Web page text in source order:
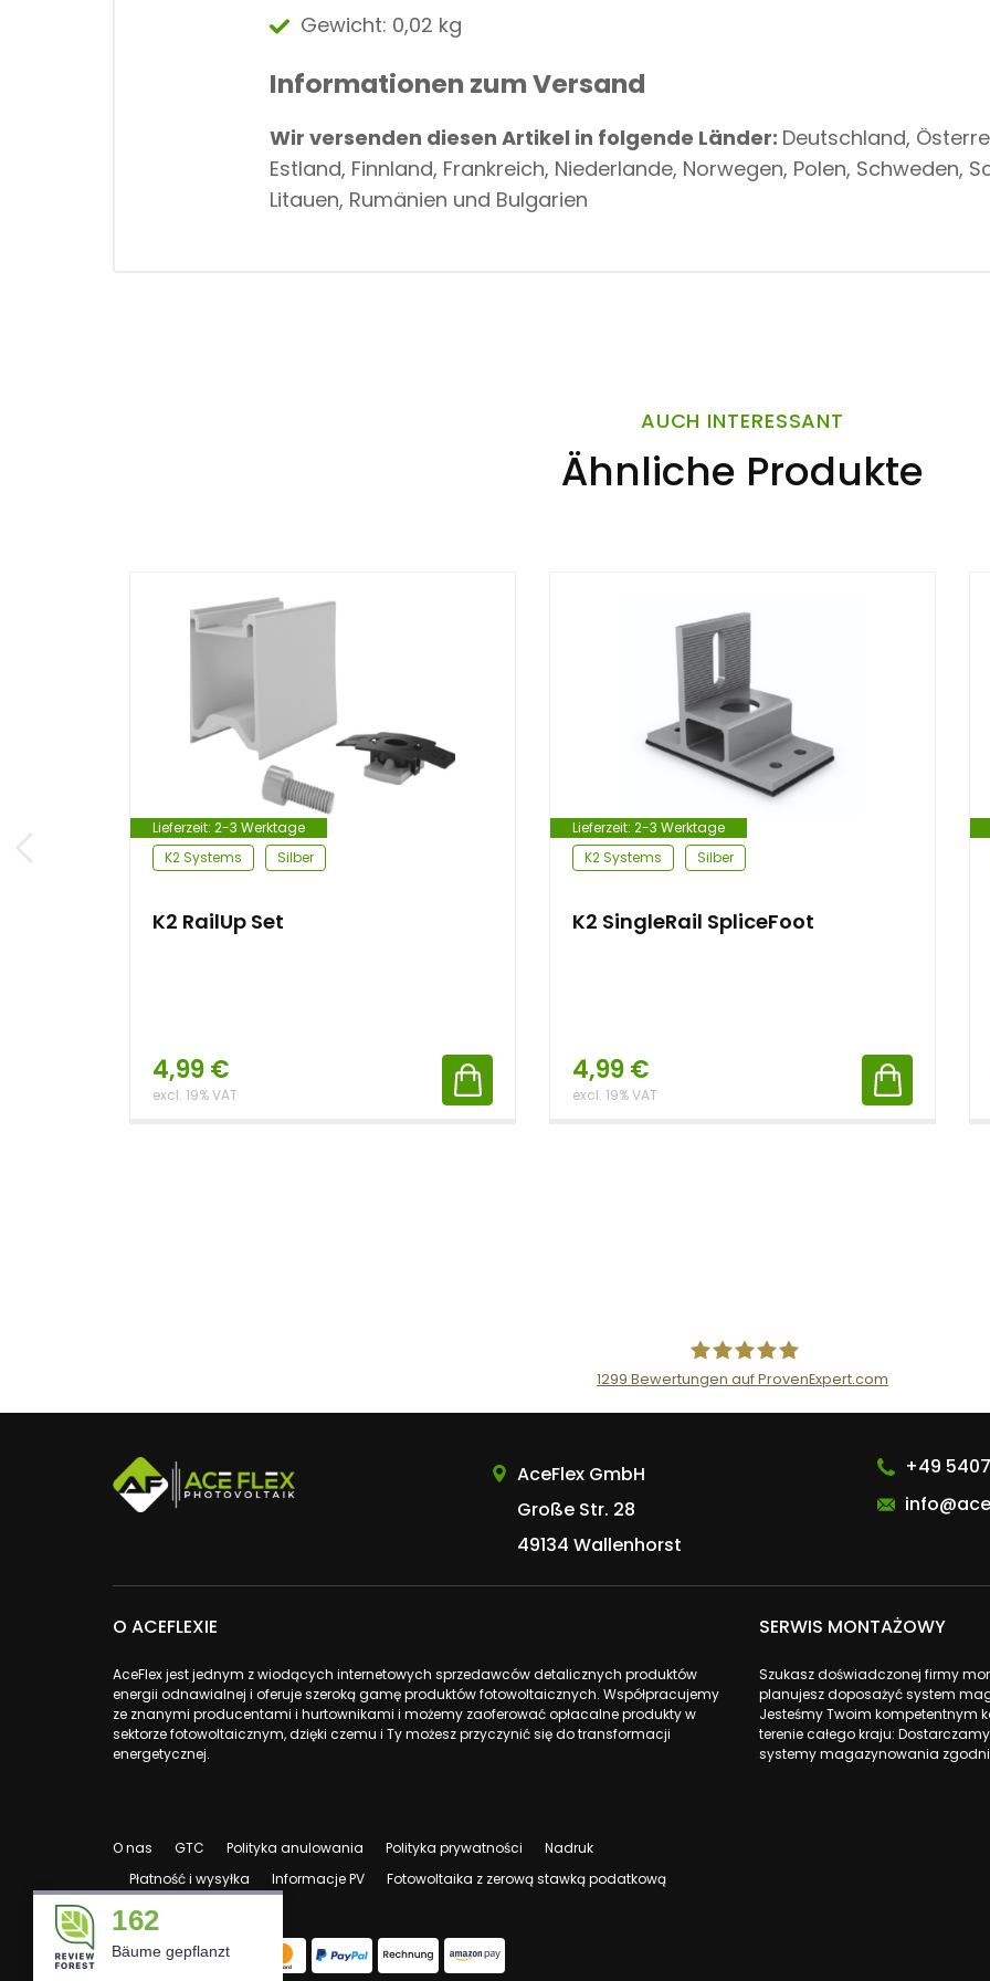
Gewicht: 0,02 kg
Informationen zum Versand
Wir versenden diesen Artikel in folgende Länder: Deutschland,
Estland, Finnland, Frankreich, Niederlande, Norwegen, Polen, Schweden,
Litauen, Rumänien und Bulgarien
AUCH INTERESSANT
Ähnliche Produkte
Lieferzeit: 2-3 Werktage
K2 Systems
Silber
K2 RailUp Set
4,99€
excl. 19% VAT
Lieferzeit: 2-3 Werktage
K2 Systems
Silber
K2 SingleRail SpliceFoot
4,99€
excl. 19% VAT
AceFlex GmbH
1299 Bewertungen auf ProvenExpert.com
AceFlex GmbH
Große Str. 28
49134 Wallenhorst
+49
O ACEFLEXIE
AceFlex jest jednym z wiodących internetowych sprzedawców detalicznych produktów
energii odnawialnej i oferuje szeroką gamę produktów fotowoltaicznych. Współpracujemy
ze znanymi producentami i hurtownikami i możemy zaoferować opłacalne produkty w
sektorze fotowoltaicznym, dzięki czemu i Ty możesz przyczynić się do transformacji
energetycznej.
SERWIS MONTAŻOWY
Szukasz doświadczonej firmy
planujesz doposażyć system
Jesteśmy Twoim kompetentnym
terenie całego kraju:
systemy magazynowania
O nas GTC Polityka anulowania Polityka prywatności
Nadruk
Płatność i wysyłka
Informacje PV Fotowoltaika z zerową stawką podatkową
162
Bäume gepflanzt